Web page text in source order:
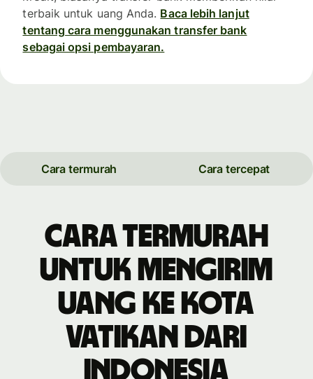
terbaik untuk uang Anda. Baca lebih lanjut
tentang cara menggunakan transfer bank
sebagai opsi pembayaran.
Cara termurah Cara tercepat
Cara termurah
untuk mengirim
uang ke Kota
Vatikan dari
Indonesia